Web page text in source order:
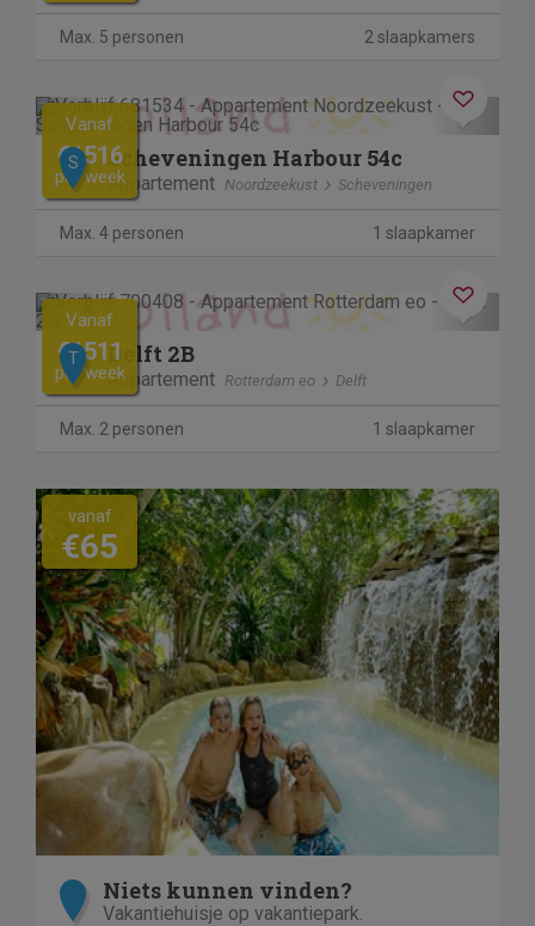
Max. 5 personen 2 slaapkamers
Previous Next
Vanaf
€1516
per week
S Scheveningen Harbour 54c
Appartement Noordzeekust Scheveningen
Max. 4 personen 1 slaapkamer
Previous Next
Vanaf
€1511
per week
T Delft 2B
Appartement Rotterdam eo Delft
Max. 2 personen 1 slaapkamer
vanaf
€65
Niets kunnen vinden?
Vakantiehuisje op vakantiepark.